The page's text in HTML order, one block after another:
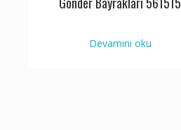
Devamını oku